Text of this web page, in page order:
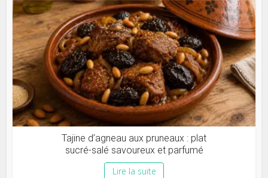
Tajine d’agneau aux pruneaux : plat
sucré-salé savoureux et parfumé
Lire la suite